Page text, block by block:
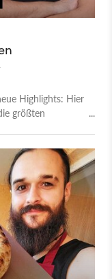
Highlights: Hier
größten